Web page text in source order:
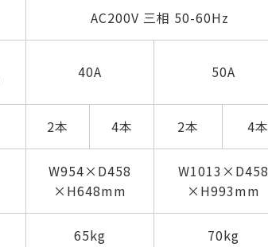
AC200V 三相 50-60Hz
40A 50A
2本 4本 2本 4本
W954×D458
×H648mm
W1013×D458
×H993mm
65kg 70kg